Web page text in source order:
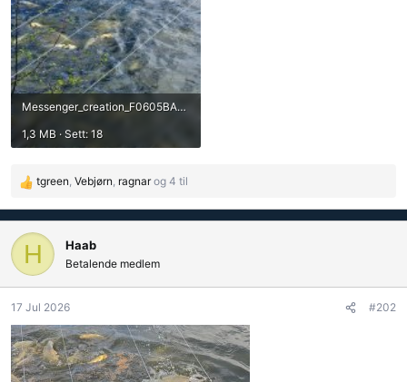
Messenger_creation_F0605BAD-1049-4780-B9E9-5FB83E578F68.jpeg
1,3 MB · Sett: 18
R
e
a
k
j
o
n
e
r
:
tgreen, Vebjørn, ragnarog 4 til
H Haab
Betalende medlem
17 Jul 2026 #202